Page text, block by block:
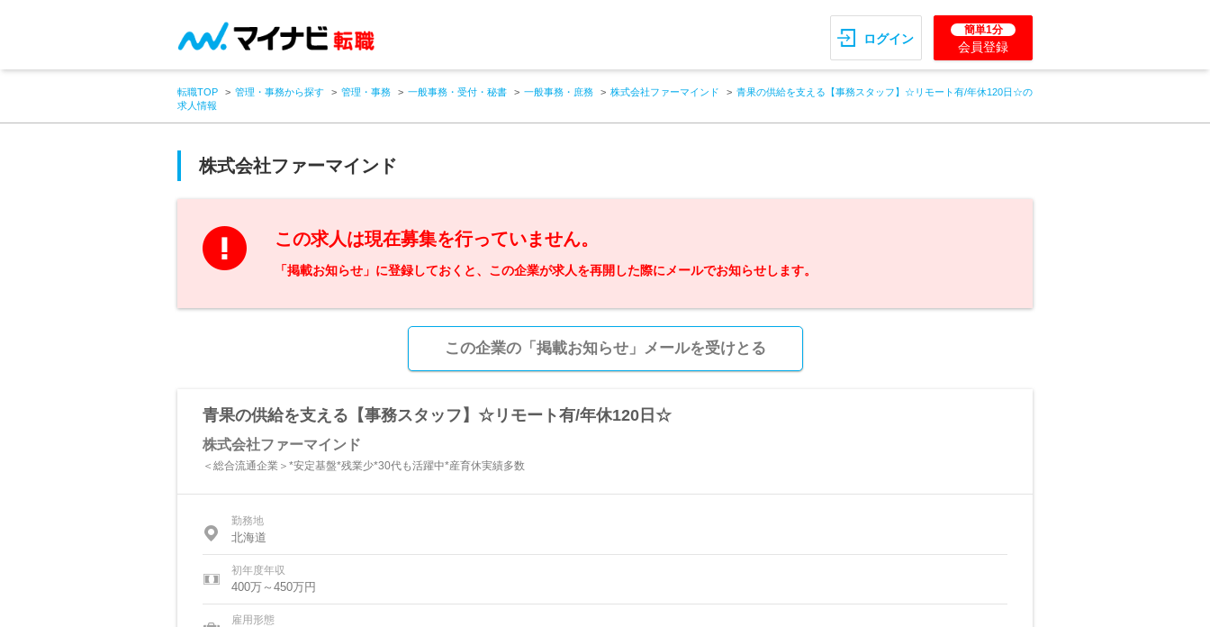
ログイン
簡単1分
会員登録
転職TOP 管理・事務から探す 管理・事務 一般事務・受付・秘書 一般事務・庶務 株式会社ファーマインド
青果の供給を支える【事務スタッフ】☆リモート有/年休120日☆の
求人情報
株式会社ファーマインド
この求人は現在募集を行っていません。
「掲載お知らせ」に登録しておくと、この企業が求人を再開した際にメールでお知らせします。
この企業の「掲載お知らせ」メールを受けとる
青果の供給を支える【事務スタッフ】☆リモート有/年休120日☆
株式会社ファーマインド
＜総合流通企業＞*安定基盤*残業少*30代も活躍中*産育休実績多数
勤務地
北海道
初年度年収
400万～450万円
雇用形態